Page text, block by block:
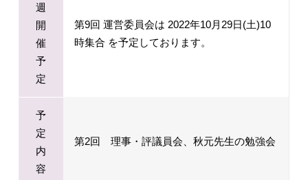
週
開
催
予
定
第9回 運営委員会は 2022年10月29日(土)10
時集合 を予定しております。
予
定
内
容
第2回 理事・評議員会、秋元先生の勉強会